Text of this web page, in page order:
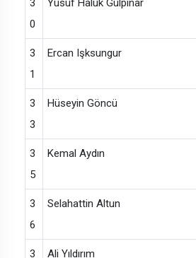
3
0
Yusuf Haluk Gülpınar
3
1
Ercan Işksungur
3
3
Hüseyin Göncü
3
5
Kemal Aydın
3
6
Selahattin Altun
3
Ali Yıldırım